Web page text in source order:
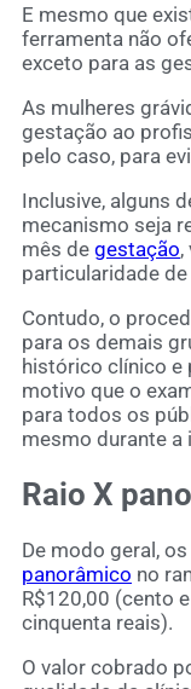
E mesmo que
ferramenta não
exceto para as
As mulheres
gestação ao
pelo caso, para
Inclusive, alguns
mecanismo seja
mês de gestação,
particularidade
Contudo, o
para os demais
histórico clínico e
motivo que o
para todos os
mesmo durante a
Raio X
De modo geral,
panorâmico no
R$120,00 (cento
cinquenta reais).
O valor cobrado